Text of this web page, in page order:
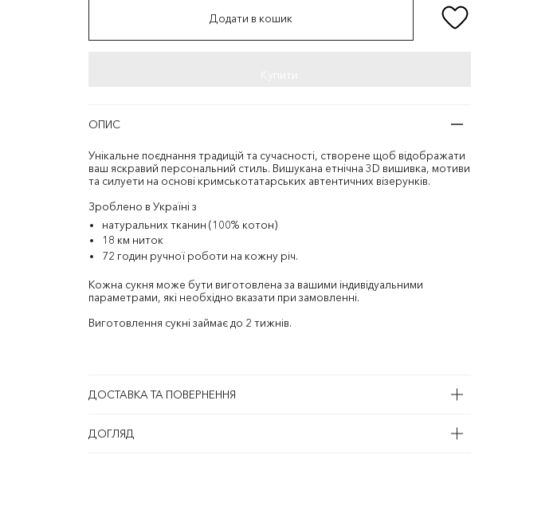
Додати в кошик
ОПИС
Унікальне поєднання традицій та сучасності, створене щоб відображати
ваш яскравий персональний стиль. Вишукана етнічна 3D вишивка, мотиви
та силуети на основі кримськотатарських автентичних візерунків.
Зроблено в Україні з
натуральних тканин (100% котон)
18 км ниток
72 годин ручної роботи на кожну річ.
Кожна сукня може бути виготовлена за вашими індивідуальними
параметрами, які необхідно вказати при замовленні.
Виготовлення сукні займає до 2 тижнів.
ДОСТАВКА ТА ПОВЕРНЕННЯ
ДОГЛЯД